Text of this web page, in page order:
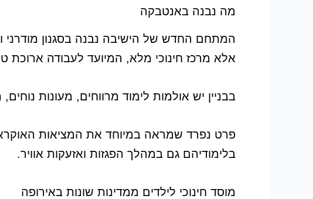
מה נבנה באנטבקה
המתחם החדש של הישיבה נבנה בסגנון מודרני
אלא מרכז חינוכי מלא, המיועד לעבודה ארוכת
בבניין יש אולמות לימוד מרווחים, מעונות
בלימודיהם גם במהלך הפגזות ואזעקות אוויר.
מוסד חינוכי לילדים ממדינות שונות באירופה